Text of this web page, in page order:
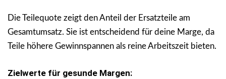
Die Teilequote zeigt den Anteil der Ersatzteile am
Gesamtumsatz. Sie ist entscheidend für deine Marge, da
Teile höhere Gewinnspannen als reine Arbeitszeit bieten.
Zielwerte für gesunde Margen: